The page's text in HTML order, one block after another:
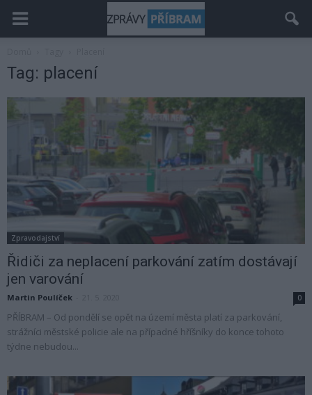
Tag: placení
Zpravodajství
Řidiči za neplacení parkování zatím dostávají
jen varování
Martin Poulíček 0
PŘÍBRAM – Od pondělí se opět na území města platí za parkování,
strážníci městské policie ale na případné hříšníky do konce tohoto
týdne nebudou...